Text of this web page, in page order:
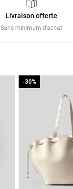
Livraison offerte
Sans minimum d'achat
-30%
-30%